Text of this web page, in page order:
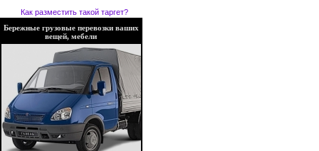
Как разместить такой таргет?
Бережные грузовые перевозки ваших
вещей, мебели